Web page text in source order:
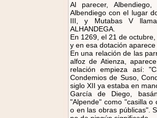
Al parecer,
Albendiego con el lugar
III, y Mutabas V llama
ALHANDEGA.
En 1269, el 21 de
y en esa dotación
En una relación de las
alfoz de Atienza,
relación empieza así:
Condemios de Suso,
siglo XII ya estaba en
García de Diego,
"Alpende" como "casilla
o en las obras públicas".